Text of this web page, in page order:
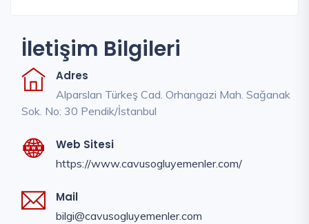
İletişim Bilgileri
Adres
Alparslan Türkeş Cad. Orhangazi Mah. Sağanak
Sok. No: 30 Pendik/İstanbul
Web Sitesi
https://www.cavusogluyemenler.com/
Mail
bilgi@cavusogluyemenler.com